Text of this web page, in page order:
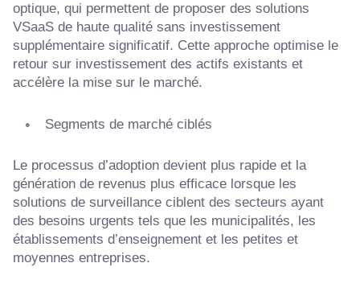
optique, qui permettent de proposer des solutions
VSaaS de haute qualité sans investissement
supplémentaire significatif. Cette approche optimise le
retour sur investissement des actifs existants et
accélère la mise sur le marché.
Segments de marché ciblés
Le processus d’adoption devient plus rapide et la
génération de revenus plus efficace lorsque les
solutions de surveillance ciblent des secteurs ayant
des besoins urgents tels que les municipalités, les
établissements d’enseignement et les petites et
moyennes entreprises.